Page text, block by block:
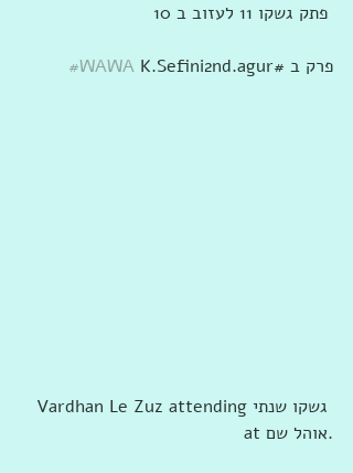
#WAWA K.Sefini2nd.agur# פרק ב
‎Vardhan Le Zuz attending ‎גשקו שנתי‎
at ‎‎אוהל שם‎‎‎.